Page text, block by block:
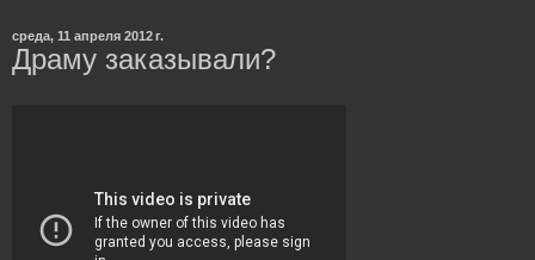
среда, 11 апреля 2012 г.
Драму заказывали?